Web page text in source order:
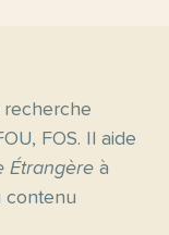
recherche
FOS. Il aide
Étrangère à
contenu